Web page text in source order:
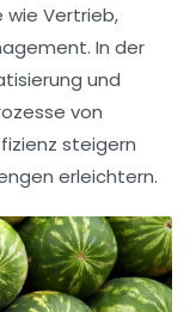
wie Vertrieb,
. In der
und
von
steigern
erleichtern.